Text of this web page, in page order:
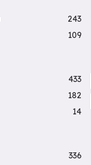
243
109
433
182
14
336